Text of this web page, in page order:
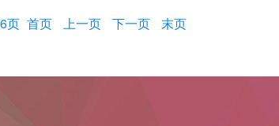
页 首页 上一页 下一页 末页